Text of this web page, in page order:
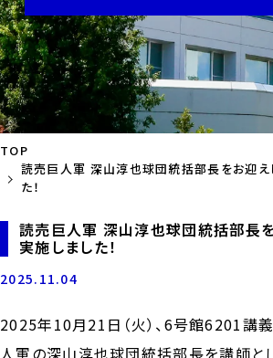
TOP
読売巨人軍 深山淳也球団統括部長をお迎え
た！
読売巨人軍 深山淳也球団統括部長
実施しました！
2025.11.04
2025年10月21日（火）、6号館6201講